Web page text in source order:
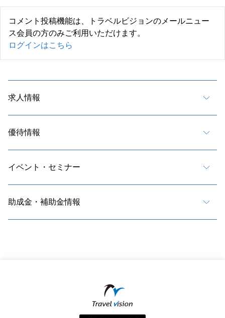
コメント投稿機能は、トラベルビジョンのメールニュー
ス会員の方のみご利用いただけます。
ログインはこちら
求人情報
優待情報
イベント・セミナー
助成金・補助金情報